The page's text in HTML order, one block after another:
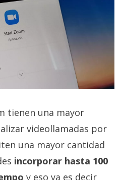
tienen una mayor
videollamadas por
una mayor cantidad
incorporar hasta 100
y eso ya es decir